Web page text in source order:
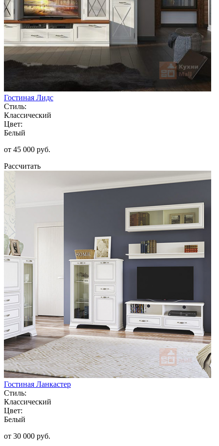
Гостиная Лидс
Стиль:
Классический
Цвет:
Белый
от 45 000 руб.
Рассчитать
Гостиная Ланкастер
Стиль:
Классический
Цвет:
Белый
от 30 000 руб.